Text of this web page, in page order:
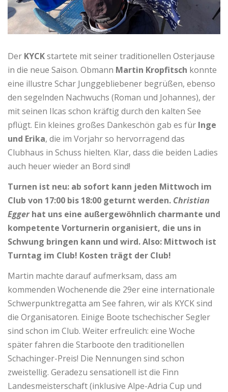
Der KYCKstartete mit seiner traditionellen Osterjause
in die neue Saison. Obmann Martin Kropfitsch konnte
eine illustre Schar Junggebliebener begrüßen, ebenso
den segelnden Nachwuchs (Roman und Johannes), der
mit seinen Ilcas schon kräftig durch den kalten See
pflügt. Ein kleines großes Dankeschön gab es für Inge
und Erika, die im Vorjahr so hervorragend das
Clubhaus in Schuss hielten. Klar, dass die beiden Ladies
auch heuer wieder an Bord sind!
Turnen ist neu: ab sofort kann jeden Mittwoch im
Club von 17:00 bis 18:00 geturnt werden. Christian
Eggerhat uns eine außergewöhnlich charmante und
kompetente Vorturnerin organisiert, die uns in
Schwung bringen kann und wird. Also: Mittwoch ist
Turntag im Club! Kosten trägt der Club!
Martin machte darauf aufmerksam, dass am
kommenden Wochenende die 29er eine internationale
Schwerpunktregatta am See fahren, wir als KYCK sind
die Organisatoren. Einige Boote tschechischer Segler
sind schon im Club. Weiter erfreulich: eine Woche
später fahren die Starboote den traditionellen
Schachinger-Preis! Die Nennungen sind schon
zweistellig. Geradezu sensationell ist die Finn
Landesmeisterschaft (inklusive Alpe-Adria Cup und